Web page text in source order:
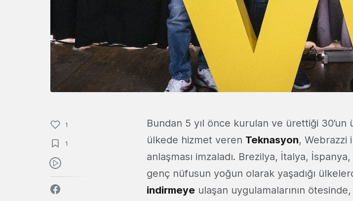
1
1
Bundan 5 yıl önce kurulan ve ürettiği
ülkede hizmet veren Teknasyon, Webrazzi
anlaşması imzaladı. Brezilya, İtalya,
genç nüfusun yoğun olarak yaşadığı
indirmeye ulaşan uygulamalarının